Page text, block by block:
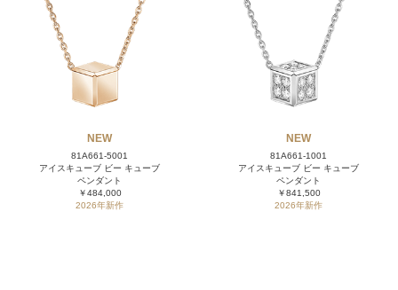
NEW
81A661-5001
アイスキューブ ビー キューブ
ペンダント
￥484,000
2026年新作
NEW
81A661-1001
アイスキューブ ビー キューブ
ペンダント
￥841,500
2026年新作